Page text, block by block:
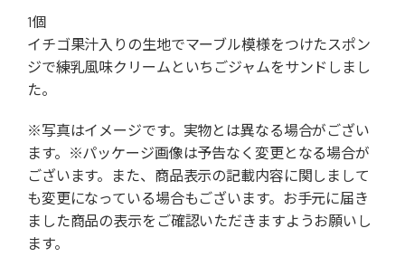
1個
イチゴ果汁入りの生地でマーブル模様をつけたスポン
ジで練乳風味クリームといちごジャムをサンドしまし
た。
※写真はイメージです。実物とは異なる場合がござい
ます。※パッケージ画像は予告なく変更となる場合が
ございます。また、商品表示の記載内容に関しまして
も変更になっている場合もございます。お手元に届き
ました商品の表示をご確認いただきますようお願いし
ます。